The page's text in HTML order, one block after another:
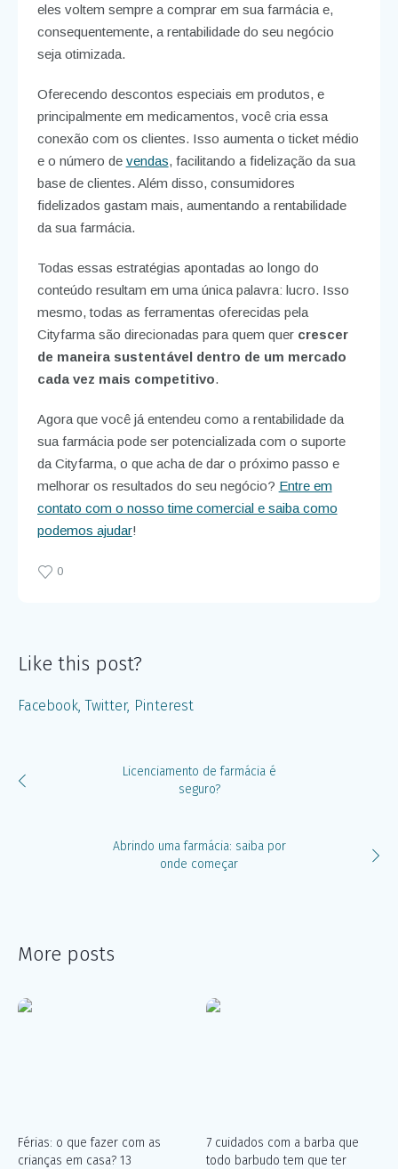
eles voltem sempre a comprar em sua farmácia e,
consequentemente, a rentabilidade do seu negócio
seja otimizada.
Oferecendo descontos especiais em produtos, e
principalmente em medicamentos, você cria essa
conexão com os clientes. Isso aumenta o ticket médio
e o número de vendas, facilitando a fidelização da sua
base de clientes. Além disso, consumidores
fidelizados gastam mais, aumentando a rentabilidade
da sua farmácia.
Todas essas estratégias apontadas ao longo do
conteúdo resultam em uma única palavra: lucro. Isso
mesmo, todas as ferramentas oferecidas pela
Cityfarma são direcionadas para quem quer crescer
de maneira sustentável dentro de um mercado
cada vez mais competitivo.
Agora que você já entendeu como a rentabilidade da
sua farmácia pode ser potencializada com o suporte
da Cityfarma, o que acha de dar o próximo passo e
melhorar os resultados do seu negócio? Entre em
contato com o nosso time comercial e saiba como
podemos ajudar!
0
Like this post?
Facebook Twitter Pinterest
Licenciamento de farmácia é
seguro?
Abrindo uma farmácia: saiba por
onde começar
More posts
Férias: o que fazer com as
crianças em casa? 13
7 cuidados com a barba que
todo barbudo tem que ter